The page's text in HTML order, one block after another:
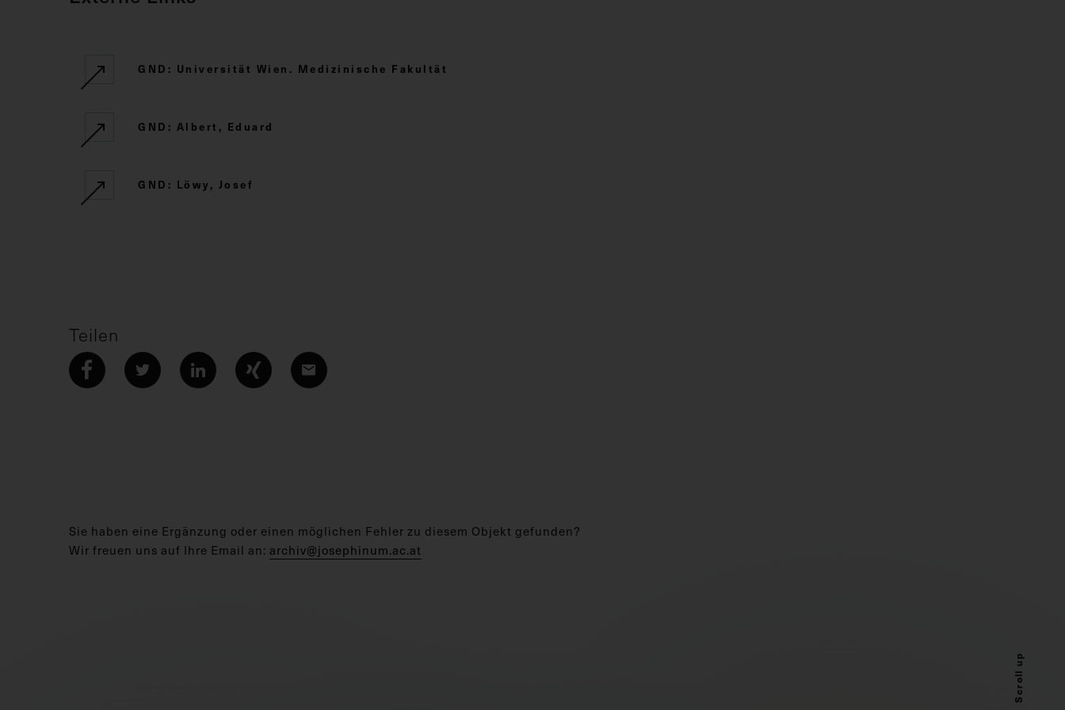
GND: Universität Wien. Medizinische Fakultät
GND: Albert, Eduard
GND: Löwy, Josef
Teilen
Sie haben eine Ergänzung oder einen möglichen Fehler zu diesem Objekt gefunden?
Wir freuen uns auf Ihre Email an: archiv@josephinum.ac.at
Scroll up